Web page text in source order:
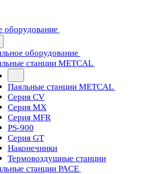
оборудование
оборудование
станции METCAL
Паяльные станции METCAL
Серия CV
Серия MX
Серия MFR
PS-900
Серия GT
Наконечники
Термовоздушные станции
станции PACE